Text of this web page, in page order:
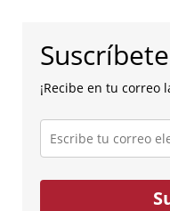
¡Recibe en tu correo
Escribe
tu
correo
electrónico...